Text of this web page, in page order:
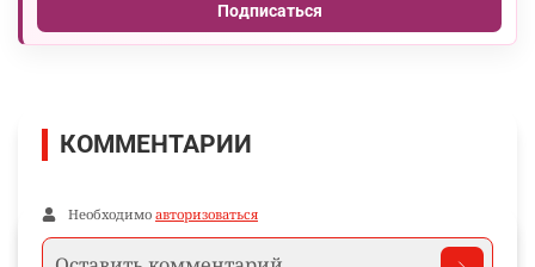
Подписаться
КОММЕНТАРИИ
Необходимо авторизоваться